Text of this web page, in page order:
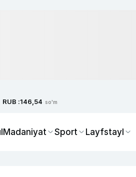
RUB :146,54 so'm
Madaniyat Sport Layfstayl